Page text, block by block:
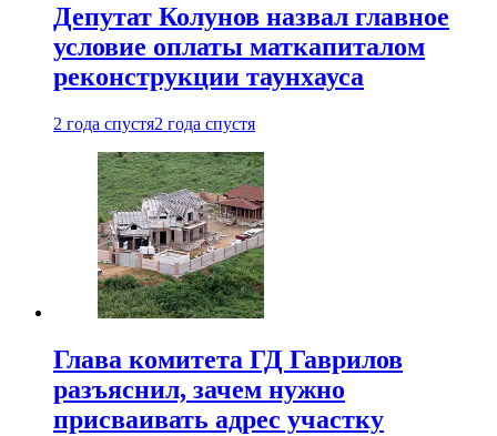
Депутат Колунов назвал главное
условие оплаты маткапиталом
реконструкции таунхауса
2 года спустя2 года спустя
Глава комитета ГД Гаврилов
разъяснил, зачем нужно
присваивать адрес участку